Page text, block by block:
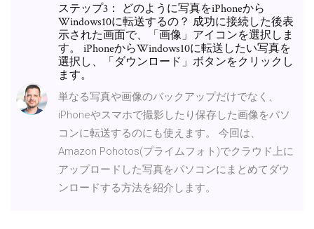
ステップ3： どのように写真をiPhoneから
Windows10に転送するの？ 成功に接続した後表
示された画面で、「画像」アイコンを選択しま
す。 iPhoneからWindows10に転送したい写真を
選択し、「ダウンロード」ボタンをクリックし
ます。
単なる写真や画像のバックアップだけでなく、
iPhoneやスマホで撮影したり保存した画像をパソ
コンに転送するのにも使えます。 今回は、
Amazon Pohotos(プライムフォト)でクラウド上に
アップロードした写真をパソコンにまとめてダウ
ンロードする方法を紹介します。